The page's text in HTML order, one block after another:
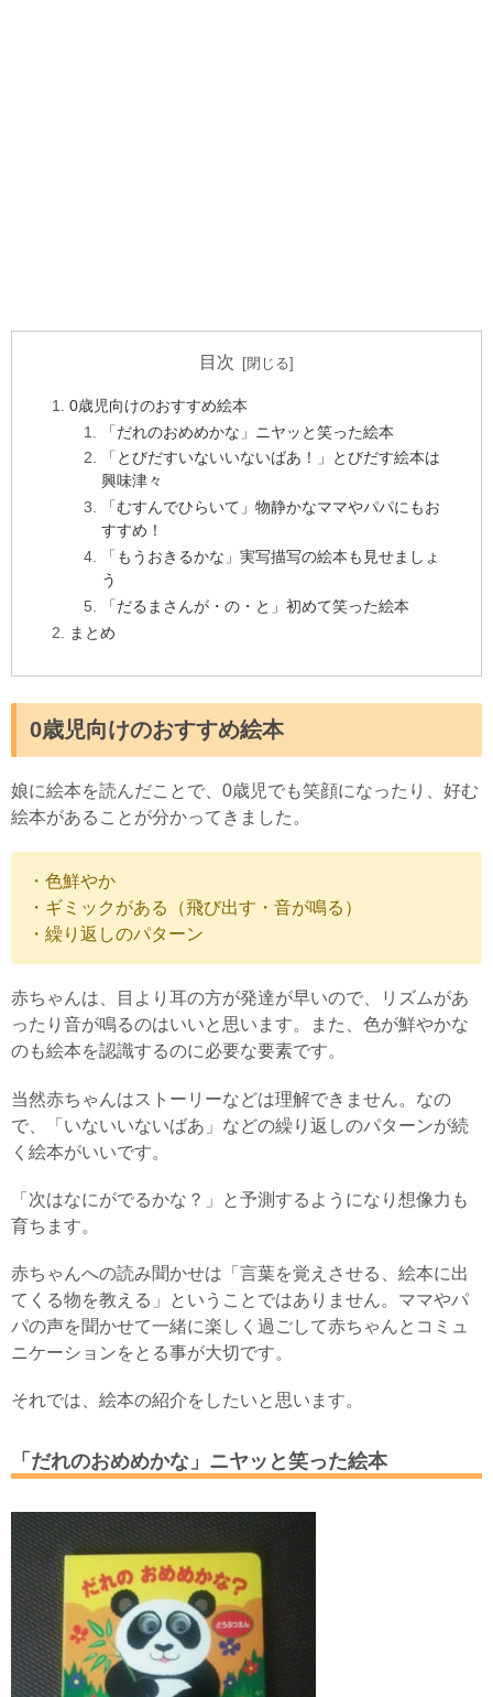
目次
0歳児向けのおすすめ絵本
「だれのおめめかな」ニヤッと笑った絵本
「とびだすいないいないばあ！」とびだす絵本は
興味津々
「むすんでひらいて」物静かなママやパパにもお
すすめ！
「もうおきるかな」実写描写の絵本も見せましょ
う
「だるまさんが・の・と」初めて笑った絵本
まとめ
0歳児向けのおすすめ絵本
娘に絵本を読んだことで、0歳児でも笑顔になったり、好む
絵本があることが分かってきました。
・色鮮やか
・ギミックがある（飛び出す・音が鳴る）
・繰り返しのパターン
赤ちゃんは、目より耳の方が発達が早いので、リズムがあ
ったり音が鳴るのはいいと思います。また、色が鮮やかな
のも絵本を認識するのに必要な要素です。
当然赤ちゃんはストーリーなどは理解できません。なの
で、「いないいないばあ」などの繰り返しのパターンが続
く絵本がいいです。
「次はなにがでるかな？」と予測するようになり想像力も
育ちます。
赤ちゃんへの読み聞かせは「言葉を覚えさせる、絵本に出
てくる物を教える」ということではありません。ママやパ
パの声を聞かせて一緒に楽しく過ごして赤ちゃんとコミュ
ニケーションをとる事が大切です。
それでは、絵本の紹介をしたいと思います。
「だれのおめめかな」ニヤッと笑った絵本